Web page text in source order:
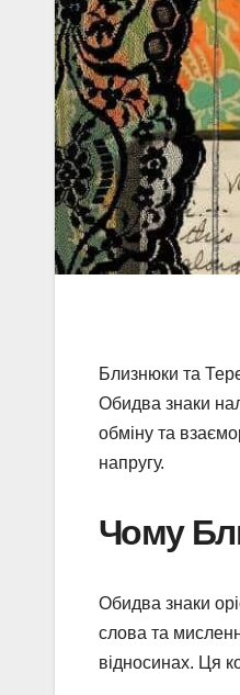
Близнюки та
Обидва знаки
обміну та
напругу.
Чому
Обидва знаки
слова та
відносинах. Ця